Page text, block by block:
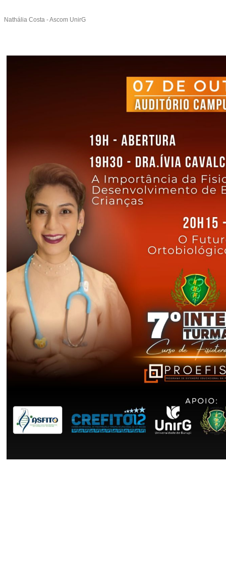
Nathália Costa - Ascom UnirG